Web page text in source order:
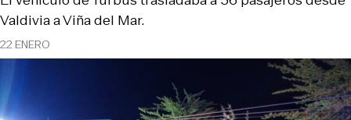
22 ENERO
Valdivia a Viña del Mar.